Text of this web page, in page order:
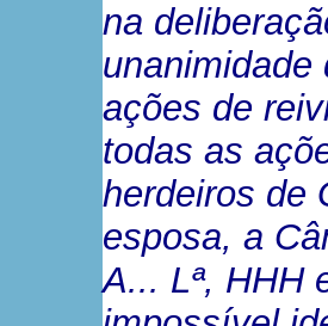
na
unanimidade
ações de
todas as
herdeiros de
esposa, a
A... Lª, HHH